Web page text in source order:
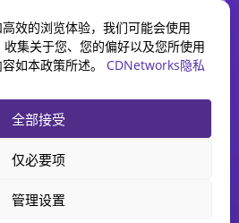
Enterprise Way, Monrovia, CA 91016 –
号
效的浏览体验，我们可能会使用
集关于您、您的偏好以及您所使用
如本政策所述。 CDNetworks隐私
全部接受
仅必要项
管理设置
WAAP 报告
探索人工智能如何重塑 Web